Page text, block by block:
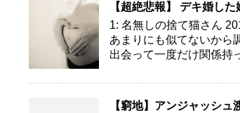
【超絶悲報】 デキ婚し
1: 名無しの捨て猫さん
あまりにも似てないから
出会って一度だけ関係持
【窮地】アンジャッシュ